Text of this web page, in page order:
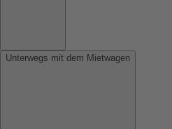
Unterwegs mit dem Mietwagen